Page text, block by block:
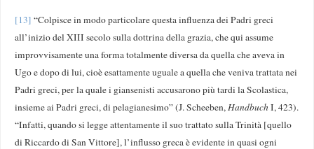
[13] “Colpisce in modo particolare questa influenza dei Padri greci
all’inizio del XIII secolo sulla dottrina della grazia, che qui assume
improvvisamente una forma totalmente diversa da quella che aveva in
Ugo e dopo di lui, cioè esattamente uguale a quella che veniva trattata nei
Padri greci, per la quale i giansenisti accusarono più tardi la Scolastica,
insieme ai Padri greci, di pelagianesimo” (J. Scheeben, HandbuchI, 423).
“Infatti, quando si legge attentamente il suo trattato sulla Trinità [quello
di Riccardo di San Vittore], l’influsso greca è evidente in quasi ogni